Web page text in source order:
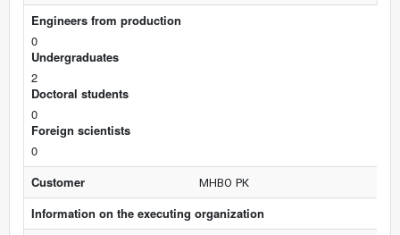
Engineers from production
0
Undergraduates
2
Doctoral students
0
Foreign scientists
0
Customer
МНВО РК
Information on the executing organization